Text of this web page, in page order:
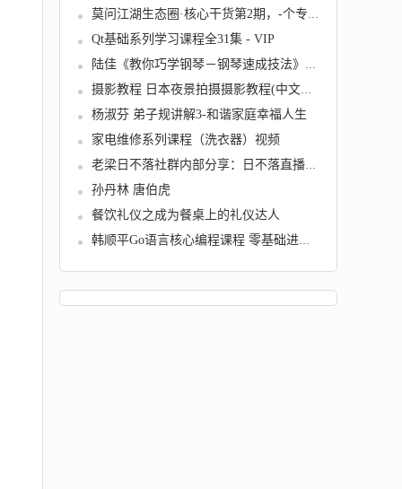
莫问江湖生态圈·核心干货第2期，-个专讲核心...
Qt基础系列学习课程全31集 - VIP
陆佳《教你巧学钢琴－钢琴速成技法》视频
摄影教程 日本夜景拍摄摄影教程(中文字幕)
杨淑芬 弟子规讲解3-和谐家庭幸福人生
家电维修系列课程（洗衣器）视频
老梁日不落社群内部分享：日不落直播间玩法，...
孙丹林 唐伯虎
餐饮礼仪之成为餐桌上的礼仪达人
韩顺平Go语言核心编程课程 零基础进阶教程